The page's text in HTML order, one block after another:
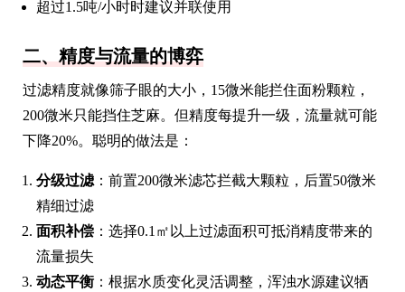
超过1.5吨/小时时建议并联使用
二、精度与流量的博弈
过滤精度就像筛子眼的大小，15微米能拦住面粉颗粒，
200微米只能挡住芝麻。但精度每提升一级，流量就可能
下降20%。聪明的做法是：
分级过滤 ：前置200微米滤芯拦截大颗粒，后置50微米
精细过滤
面积补偿 ：选择0.1㎡以上过滤面积可抵消精度带来的
流量损失
动态平衡 ：根据水质变化灵活调整，浑浊水源建议牺